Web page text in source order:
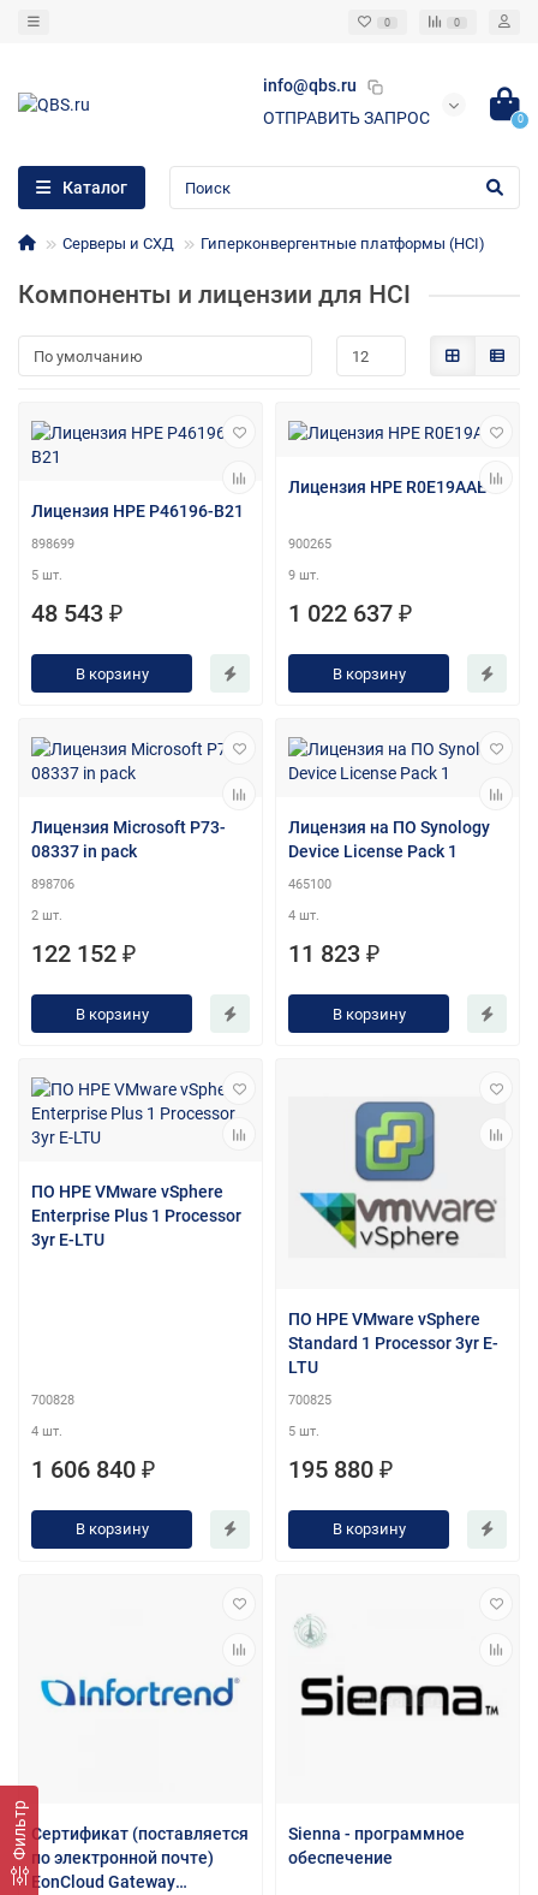
0 0
info@qbs.ru
ОТПРАВИТЬ ЗАПРОС
0
Каталог
Серверы и СХД Гиперконвергентные платформы (HCI)
Компоненты и лицензии для HCI
Фильтр
Лицензия HPE P46196-B21
898699
5 шт.
48 543 ₽
В корзину
Лицензия HPE R0E19AAE
900265
9 шт.
1 022 637 ₽
В корзину
Лицензия Microsoft P73-
08337 in pack
898706
2 шт.
122 152 ₽
В корзину
Лицензия на ПО Synology
Device License Pack 1
465100
4 шт.
11 823 ₽
В корзину
ПО HPE VMware vSphere
Enterprise Plus 1 Processor
3yr E-LTU
700828
4 шт.
1 606 840 ₽
В корзину
ПО HPE VMware vSphere
Standard 1 Processor 3yr E-
LTU
700825
5 шт.
195 880 ₽
В корзину
Сертификат (поставляется
по электронной почте)
EonCloud Gateway
Sienna - программное
обеспечение